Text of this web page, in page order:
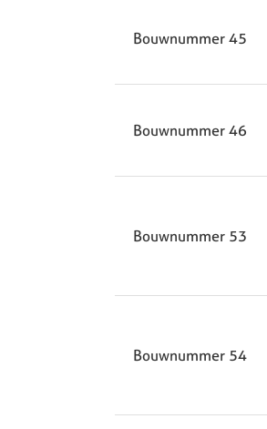
Bouwnummer 45
Bouwnummer 46
Bouwnummer 53
Bouwnummer 54